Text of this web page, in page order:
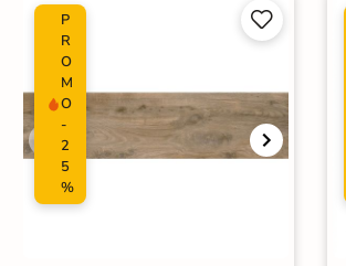
Catégories
Carrelage intérieur
identique
P
R
O
M
O
-
2
5
%

